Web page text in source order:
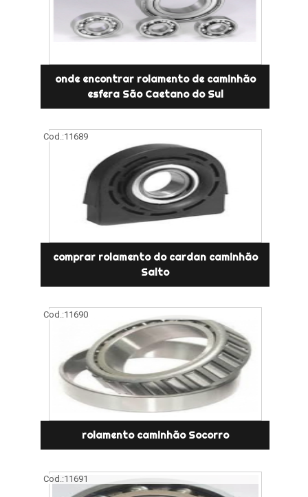
onde encontrar rolamento de caminhão
esfera São Caetano do Sul
Cod.:11689
comprar rolamento do cardan caminhão
Salto
Cod.:11690
rolamento caminhão Socorro
Cod.:11691